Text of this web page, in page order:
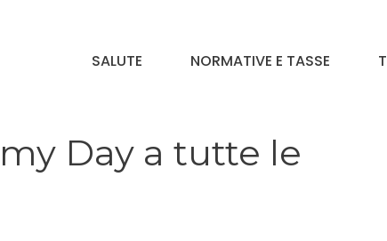
SALUTE NORMATIVE E TASSE
Day a tutte le